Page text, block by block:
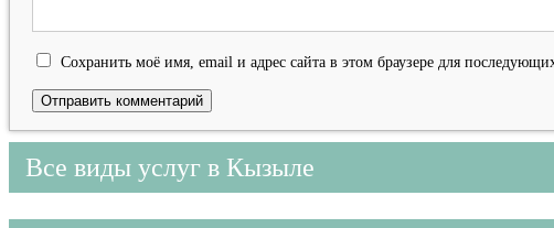
Сохранить моё имя, email и адрес сайта в этом браузере для
Все виды услуг в Кызыле